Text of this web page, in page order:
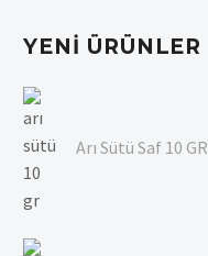
YENI ÜRÜNLER
Arı Sütü Saf 10 GR